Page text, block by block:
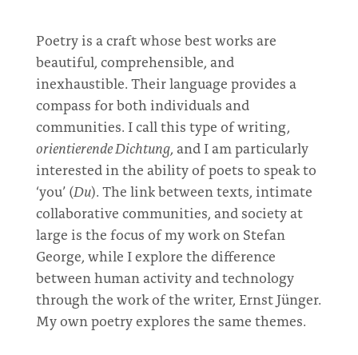
Poetry is a craft whose best works are
beautiful, comprehensible, and
inexhaustible. Their language provides a
compass for both individuals and
communities. I call this type of writing,
orientierende Dichtung, and I am particularly
interested in the ability of poets to speak to
‘you’ (Du). The link between texts, intimate
collaborative communities, and society at
large is the focus of my work on Stefan
George, while I explore the difference
between human activity and technology
through the work of the writer, Ernst Jünger.
My own poetry explores the same themes.